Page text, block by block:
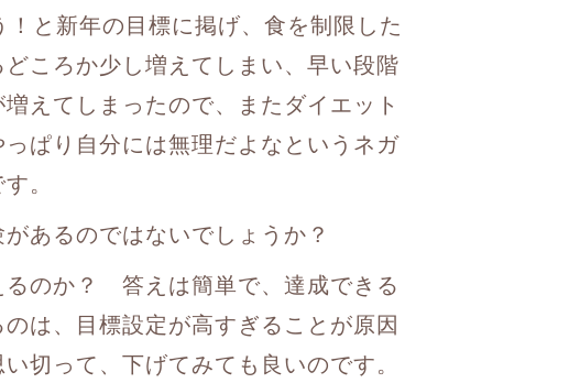
と新年の目標に掲げ、食を制限した
ころか少し増えてしまい、早い段階
えてしまったので、またダイエット
ぱり自分には無理だよなというネガ
。
あるのではないでしょうか？
るのか？ 答えは簡単で、達成できる
は、目標設定が高すぎることが原因
切って、下げてみても良いのです。